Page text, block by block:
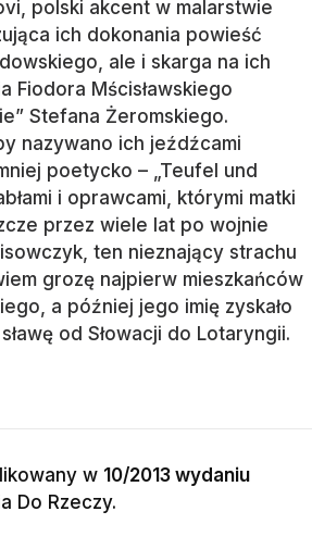
polski akcent w malarstwie
ich dokonania powieść
ale i skarga na ich
Fiodora Mścisławskiego
Stefana Żeromskiego.
nazywano ich jeźdźcami
poetycko – „Teufel und
i oprawcami, którymi matki
przez wiele lat po wojnie
ten nieznający strachu
grozę najpierw mieszkańców
a później jego imię zyskało
od Słowacji do Lotaryngii.
w 10/2013 wydaniu
Do Rzeczy.